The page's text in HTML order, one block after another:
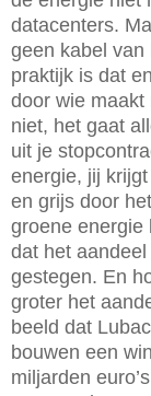
datacenters.
geen kabel van
praktijk is dat
door wie
niet, het gaat
uit je
energie, jij
en grijs door
groene energie
dat het
gestegen. En
groter het
beeld dat
bouwen een
miljarden